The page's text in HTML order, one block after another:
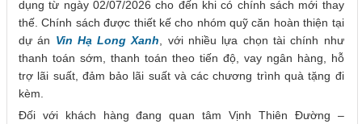
dụng từ ngày 02/07/2026 cho đến khi có chính sách mới thay
thế. Chính sách được thiết kế cho nhóm quỹ căn hoàn thiện tại
dự án Vin Hạ Long Xanh , với nhiều lựa chọn tài chính như
thanh toán sớm, thanh toán theo tiến độ, vay ngân hàng, hỗ
trợ lãi suất, đảm bảo lãi suất và các chương trình quà tặng đi
kèm.
Đối với khách hàng đang quan tâm Vịnh Thiên Đường –